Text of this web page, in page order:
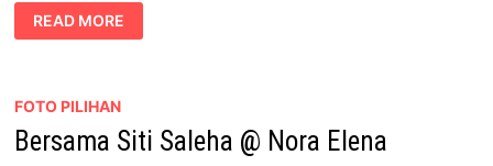
TANAH
KUBUR
:
SOLEH
IBUNYA
READ MORE
FOTO PILIHAN
Bersama Siti Saleha @ Nora Elena